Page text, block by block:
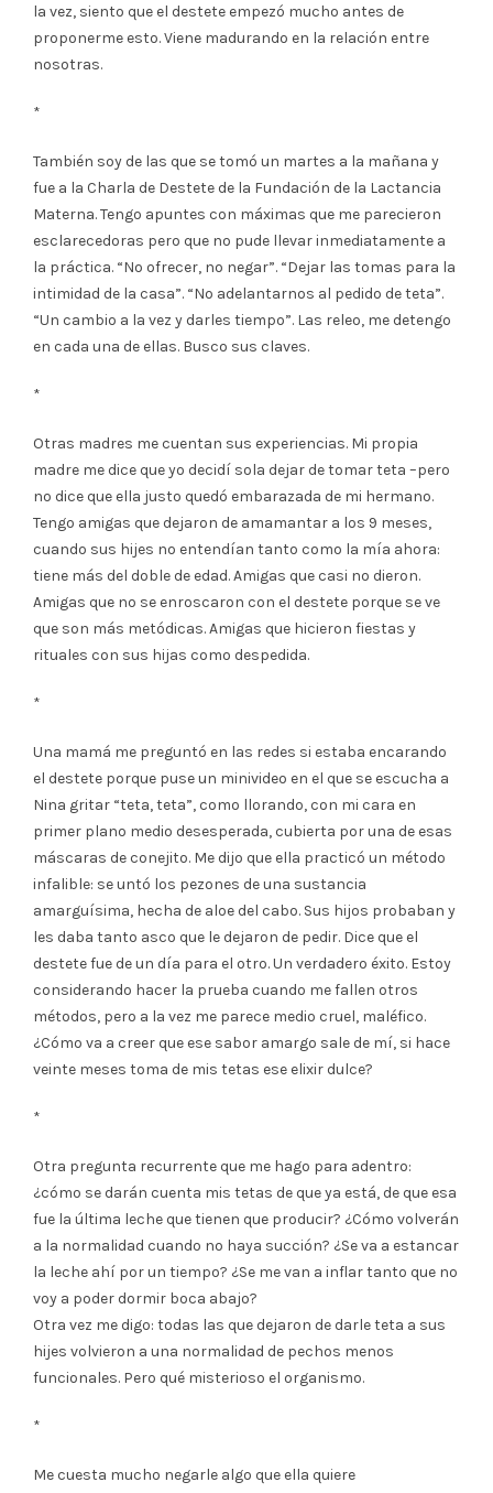
la vez, siento que el destete empezó mucho antes de
proponerme esto. Viene madurando en la relación entre
nosotras.
*
También soy de las que se tomó un martes a la mañana y
fue a la Charla de Destete de la Fundación de la Lactancia
Materna. Tengo apuntes con máximas que me parecieron
esclarecedoras pero que no pude llevar inmediatamente a
la práctica. “No ofrecer, no negar”. “Dejar las tomas para la
intimidad de la casa”. “No adelantarnos al pedido de teta”.
“Un cambio a la vez y darles tiempo”. Las releo, me detengo
en cada una de ellas. Busco sus claves.
*
Otras madres me cuentan sus experiencias. Mi propia
madre me dice que yo decidí sola dejar de tomar teta –pero
no dice que ella justo quedó embarazada de mi hermano.
Tengo amigas que dejaron de amamantar a los 9 meses,
cuando sus hijes no entendían tanto como la mía ahora:
tiene más del doble de edad. Amigas que casi no dieron.
Amigas que no se enroscaron con el destete porque se ve
que son más metódicas. Amigas que hicieron fiestas y
rituales con sus hijas como despedida.
*
Una mamá me preguntó en las redes si estaba encarando
el destete porque puse un minivideo en el que se escucha a
Nina gritar “teta, teta”, como llorando, con mi cara en
primer plano medio desesperada, cubierta por una de esas
máscaras de conejito. Me dijo que ella practicó un método
infalible: se untó los pezones de una sustancia
amarguísima, hecha de aloe del cabo. Sus hijos probaban y
les daba tanto asco que le dejaron de pedir. Dice que el
destete fue de un día para el otro. Un verdadero éxito. Estoy
considerando hacer la prueba cuando me fallen otros
métodos, pero a la vez me parece medio cruel, maléfico.
¿Cómo va a creer que ese sabor amargo sale de mí, si hace
veinte meses toma de mis tetas ese elixir dulce?
*
Otra pregunta recurrente que me hago para adentro:
¿cómo se darán cuenta mis tetas de que ya está, de que esa
fue la última leche que tienen que producir? ¿Cómo volverán
a la normalidad cuando no haya succión? ¿Se va a estancar
la leche ahí por un tiempo? ¿Se me van a inflar tanto que no
voy a poder dormir boca abajo?
Otra vez me digo: todas las que dejaron de darle teta a sus
hijes volvieron a una normalidad de pechos menos
funcionales. Pero qué misterioso el organismo.
*
Me cuesta mucho negarle algo que ella quiere